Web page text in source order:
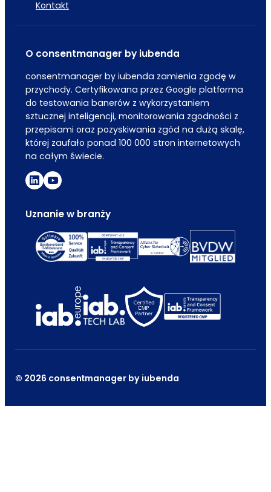
Kontakt
O consentmanager by iubenda
consentmanager by iubenda zamienia zgodę w
przychody. Certyfikowana przez Google platforma
do testowania banerów z wykorzystaniem
sztucznej inteligencji, monitorowania zgodności z
przepisami oraz pozyskiwania zgód na dużą skalę,
której zaufało ponad 100 000 stron internetowych
na całym świecie.
Uznanie w branży
© 2026 consentmanager by iubenda